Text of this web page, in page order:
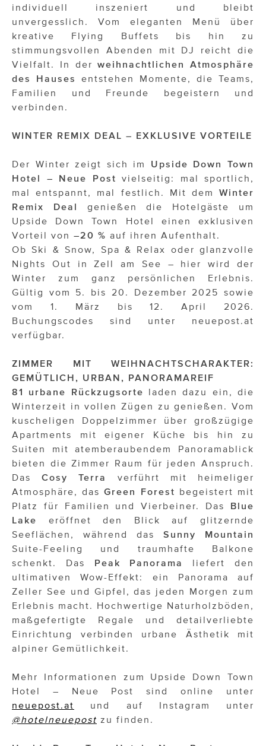
individuell inszeniert und bleibt
unvergesslich. Vom eleganten Menü über
kreative Flying Buffets bis hin zu
stimmungsvollen Abenden mit DJ reicht die
Vielfalt. In derweihnachtlichen Atmosphäre
des Hauses
entstehen Momente, die Teams,
Familien und Freunde begeistern und
verbinden.
WINTER REMIX DEAL – EXKLUSIVE VORTEILE
Der Winter zeigt sich im Upside Down Town
Hotel – Neue Post vielseitig: mal sportlich,
mal entspannt, mal festlich. Mit dem Winter
Remix Deal
genießen die Hotelgäste um
Upside Down Town Hotel einen exklusiven
Vorteil von –20 % auf ihren Aufenthalt.
Ob Ski & Snow, Spa & Relax oder glanzvolle
Nights Out in Zell am See – hier wird der
Winter zum ganz persönlichen Erlebnis.
Gültig vom 5. bis 20. Dezember 2025 sowie
vom 1. März bis 12. April 2026.
Buchungscodes sind unter neuepost.at
verfügbar.
ZIMMER MIT WEIHNACHTSCHARAKTER:
GEMÜTLICH, URBAN, PANORAMAREIF
81 urbane Rückzugsorte laden dazu ein, die
Winterzeit in vollen Zügen zu genießen. Vom
kuscheligen Doppelzimmer über großzügige
Apartments mit eigener Küche bis hin zu
Suiten mit atemberaubendem Panoramablick
bieten die Zimmer Raum für jeden Anspruch.
DasCosy Terra
verführt mit heimeliger
Atmosphäre, dasGreen Forest begeistert mit
Platz für Familien und Vierbeiner. Das
Blue
Lake
eröffnet den Blick auf glitzernde
Seeflächen, während das Sunny Mountain
Suite-Feeling und traumhafte Balkone
schenkt. Das Peak Panorama
liefert den
ultimativen Wow-Effekt: ein Panorama auf
Zeller See und Gipfel, das jeden Morgen zum
Erlebnis macht. Hochwertige Naturholzböden,
maßgefertigte Regale und detailverliebte
Einrichtung verbinden urbane Ästhetik mit
alpiner Gemütlichkeit.
Mehr Informationen zum Upside Down Town
Hotel – Neue Post sind online unter
neuepost.at
und auf Instagram unter
@hotelneuepost zu finden.